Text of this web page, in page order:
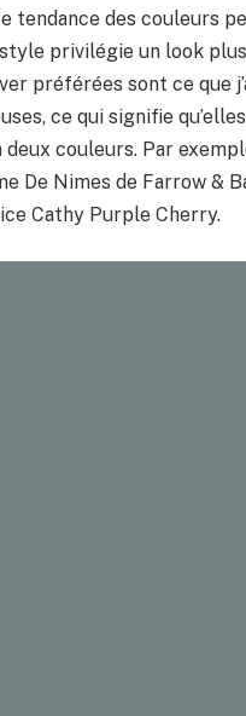
tendance des couleurs
privilégie un look
préférées sont ce que
ce qui signifie
couleurs. Par
De Nimes de Farrow &
Cathy Purple Cherry.